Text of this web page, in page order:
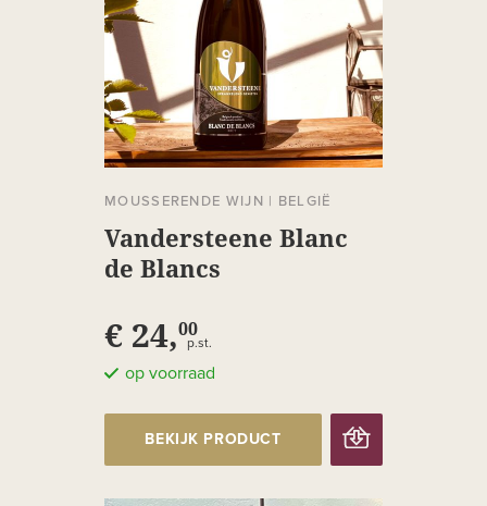
MOUSSERENDE WIJN | BELGIË
Vandersteene Blanc
de Blancs
€ 24,00
p.st.
op voorraad
BEKIJK PRODUCT